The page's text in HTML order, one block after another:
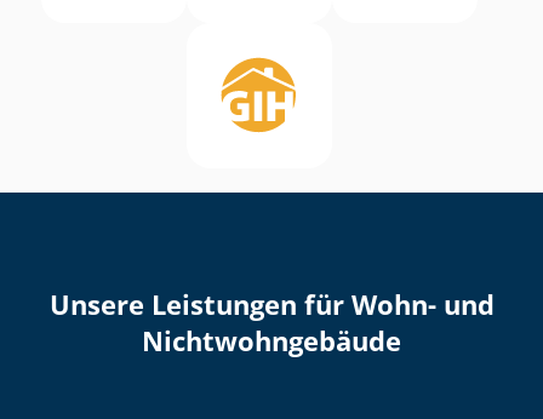
Unsere Leistungen für Wohn- und
Nicht­wohn­ge­bäu­de